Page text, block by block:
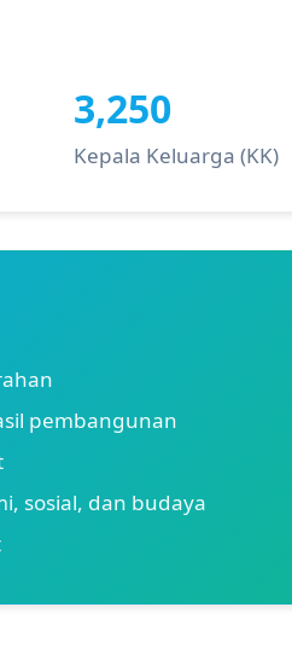
3,250
Kepala Keluarga (KK)
pembangunan
sosial, dan budaya